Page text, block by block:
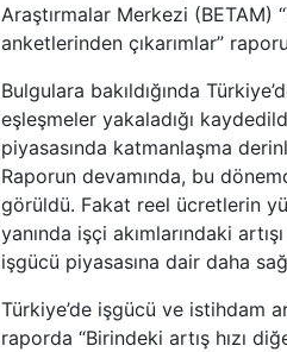
Araştırmalar Merkezi (BETAM)
anketlerinden çıkarımlar”
Bulgulara bakıldığında
eşleşmeler yakaladığı
piyasasında katmanlaşma
Raporun devamında, bu
görüldü. Fakat reel ücretlerin
yanında işçi akımlarındaki
işgücü piyasasına dair daha
Türkiye’de işgücü ve istihdam
raporda “Birindeki artış hızı